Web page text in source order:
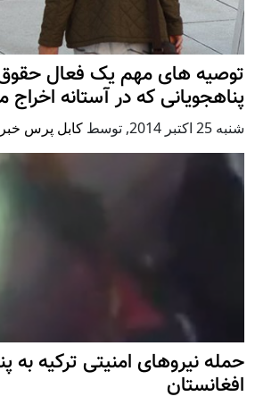
توصیه های مهم یک فعال حقوق
پناهجویانی که در آستانه اخراج
شنبه 25 اكتبر 2014 , توسط کابل پرس
حمله نیروهای امنیتی ترکیه به
افغانستان